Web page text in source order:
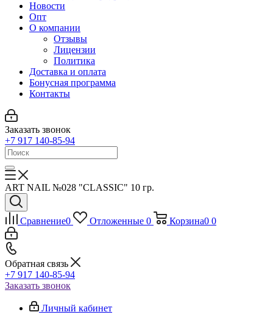
Новости
Опт
О компании
Отзывы
Лицензии
Политика
Доставка и оплата
Бонусная программа
Контакты
Заказать звонок
+7 917 140-85-94
ART NAIL №028 "CLASSIC" 10 гр.
Сравнение0 Отложенные 0 Корзина0 0
Обратная связь
+7 917 140-85-94
Заказать звонок
Личный кабинет